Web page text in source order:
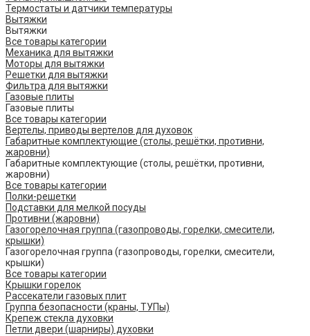
Термостаты и датчики температуры
Вытяжки
Вытяжки
Все товары категории
Механика для вытяжки
Моторы для вытяжки
Решетки для вытяжки
Фильтра для вытяжки
Газовые плиты
Газовые плиты
Все товары категории
Вертелы, приводы вертелов для духовок
Габаритные комплектующие (столы, решётки, противни,
жаровни)
Габаритные комплектующие (столы, решётки, противни,
жаровни)
Все товары категории
Полки-решетки
Подставки для мелкой посуды
Противни (жаровни)
Газогорелочная группа (газопроводы, горелки, смесители,
крышки)
Газогорелочная группа (газопроводы, горелки, смесители,
крышки)
Все товары категории
Крышки горелок
Рассекатели газовых плит
Группа безопасности (краны, ТУПы)
Крепеж стекла духовки
Петли двери (шарниры) духовки